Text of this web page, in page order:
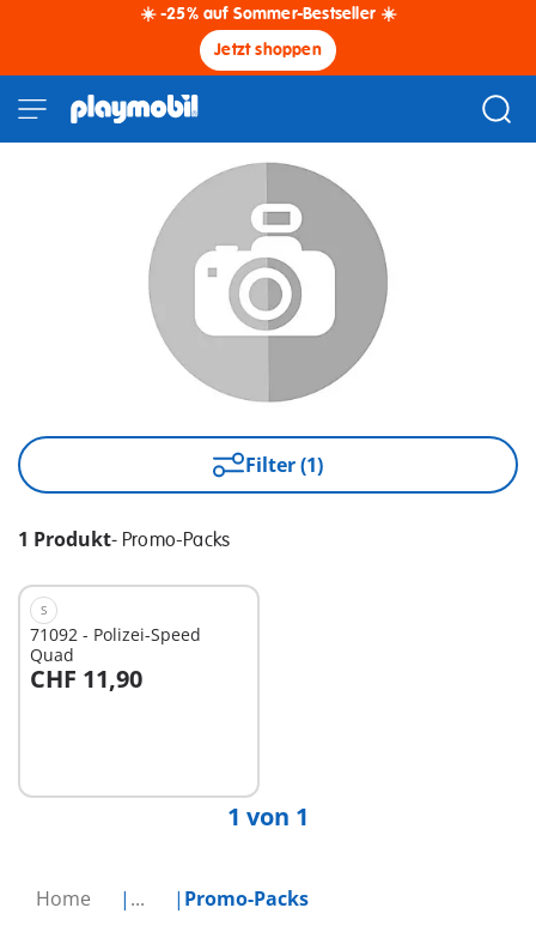
☀️ -25% auf Sommer-Bestseller ☀️
Jetzt shoppen
Home ... Promo-Packs
Filter (1)
1 Produkt- Promo-Packs
S
71092 - Polizei-Speed
Quad
CHF 11,90
In den Warenkorb
1 von 1